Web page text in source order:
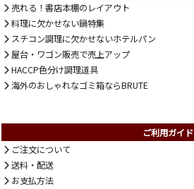
売れる！書店本棚のレイアウト
料理に欠かせない鍋特集
スチコン調理に欠かせないホテルパン
屋台・ワゴン販売で売上アップ
HACCP色分け調理道具
海外のおしゃれなゴミ箱ならBRUTE
ご利用ガイド
ご注文について
送料・配送
お支払方法